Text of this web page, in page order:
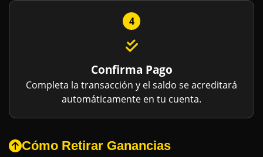
4
Confirma Pago
Completa la transacción y el saldo se acreditará
automáticamente en tu cuenta.
Cómo Retirar Ganancias